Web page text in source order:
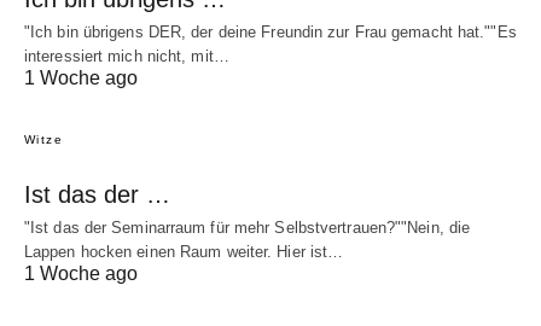
"Ich bin übrigens DER, der deine Freundin zur Frau gemacht hat.""Es
interessiert mich nicht, mit…
1 Woche ago
Witze
Ist das der …
"Ist das der Seminarraum für mehr Selbstvertrauen?""Nein, die
Lappen hocken einen Raum weiter. Hier ist…
1 Woche ago